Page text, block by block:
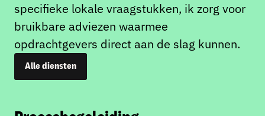
specifieke lokale vraagstukken, ik zorg voor
bruikbare adviezen waarmee
opdrachtgevers direct aan de slag kunnen.
Alle diensten